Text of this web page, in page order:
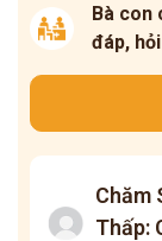
Bà con
đáp,
Chăm
Thấp: